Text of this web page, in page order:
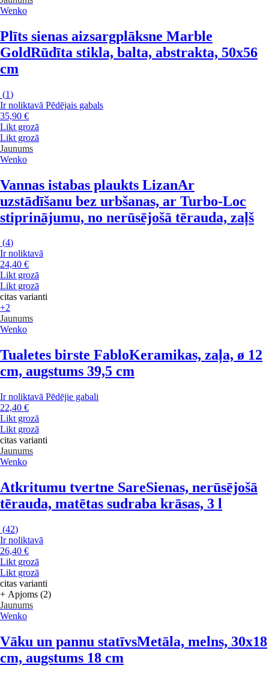
Wenko
Plīts sienas aizsargplāksne Marble
GoldRūdīta stikla, balta, abstrakta, 50x56
cm
(1)
Ir noliktavā Pēdējais gabals
35,90 €
Likt grozā
Likt grozā
Jaunums
Wenko
Vannas istabas plaukts LizanAr
uzstādīšanu bez urbšanas, ar Turbo-Loc
stiprinājumu, no nerūsējošā tērauda, zaļš
(4)
Ir noliktavā
24,40 €
Likt grozā
Likt grozā
citas varianti
+2
Jaunums
Wenko
Tualetes birste FabloKeramikas, zaļa, ø 12
cm, augstums 39,5 cm
Ir noliktavā Pēdējie gabali
22,40 €
Likt grozā
Likt grozā
citas varianti
Jaunums
Wenko
Atkritumu tvertne SareSienas, nerūsējošā
tērauda, matētas sudraba krāsas, 3 l
(42)
Ir noliktavā
26,40 €
Likt grozā
Likt grozā
citas varianti
+ Apjoms (2)
Jaunums
Wenko
Vāku un pannu statīvsMetāla, melns, 30x18
cm, augstums 18 cm